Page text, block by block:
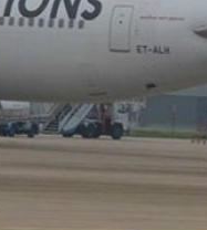
ي
ا